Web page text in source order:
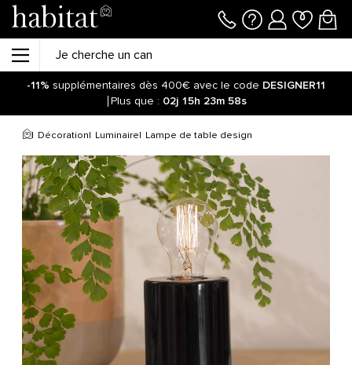
-11% supplémentaires dès 400€ avec le code DESIGNER11
Plus que : 02j 15h 23m 58s
Décoration Luminaire Lampe de table design